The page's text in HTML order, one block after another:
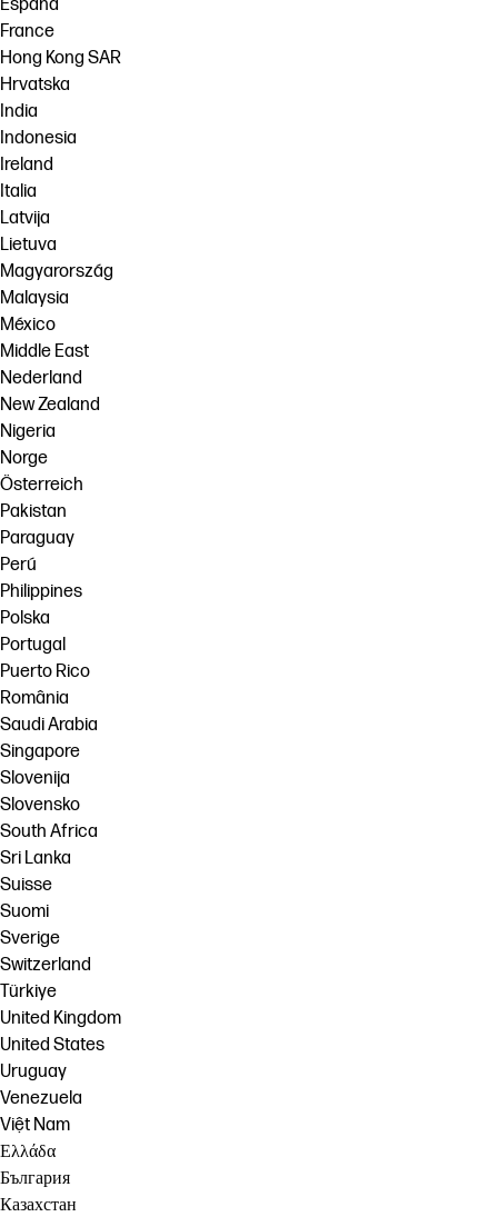
España
France
Hong Kong SAR
Hrvatska
India
Indonesia
Ireland
Italia
Latvija
Lietuva
Magyarország
Malaysia
México
Middle East
Nederland
New Zealand
Nigeria
Norge
Österreich
Pakistan
Paraguay
Perú
Philippines
Polska
Portugal
Puerto Rico
România
Saudi Arabia
Singapore
Slovenija
Slovensko
South Africa
Sri Lanka
Suisse
Suomi
Sverige
Switzerland
Türkiye
United Kingdom
United States
Uruguay
Venezuela
Việt Nam
Ελλάδα
България
Казахстан